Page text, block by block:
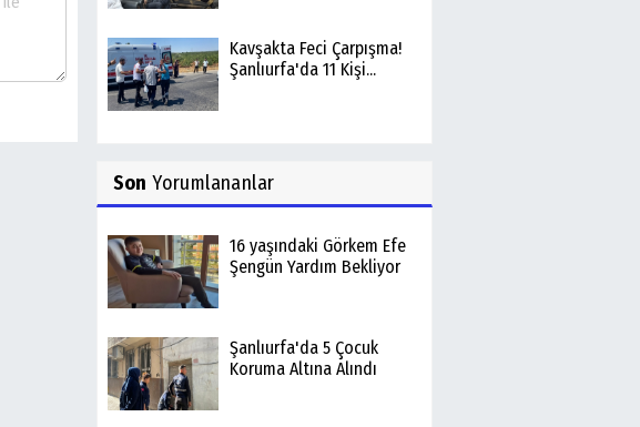
Kavşakta Feci Çarpışma!
Şanlıurfa'da 11 Kişi...
Son Yorumlananlar
16 yaşındaki Görkem Efe
Şengün Yardım Bekliyor
Şanlıurfa'da 5 Çocuk
Koruma Altına Alındı